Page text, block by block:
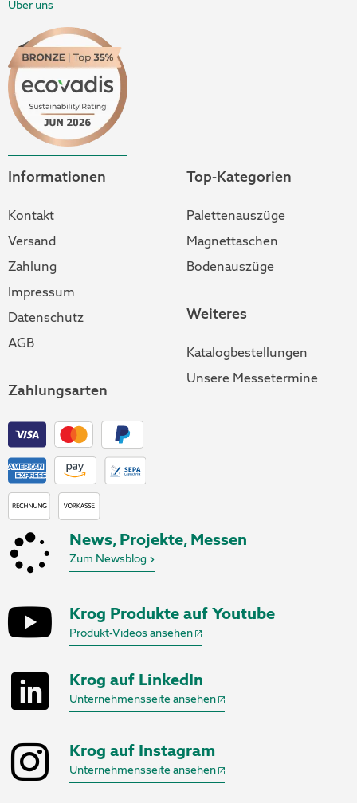
Informationen
Kontakt
Versand
Zahlung
Impressum
Datenschutz
AGB
Zahlungsarten
Top-Kategorien
Palettenauszüge
Magnettaschen
Bodenauszüge
Weiteres
Katalogbestellungen
Unsere Messetermine
Über uns
News, Projekte, Messen
Zum Newsblog
Krog Produkte auf Youtube
Produkt-Videos ansehen
Krog auf LinkedIn
Unternehmensseite ansehen
Krog auf Instagram
Unternehmensseite ansehen